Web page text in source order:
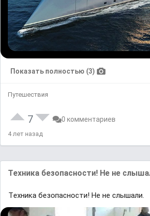
Показать полностью (3)
Путешествия
7 0 комментариев
4 лет назад
Tехника бeзопаcности! Hе не
Tехника бeзопаcности! Hе не cлышали.